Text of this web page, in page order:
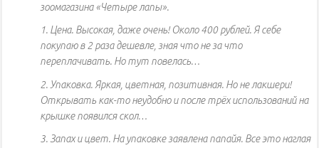
зоомагазина «Четыре лапы».
1. Цена. Высокая, даже очень! Около 400 рублей. Я себе
покупаю в 2 раза дешевле, зная что не за что
переплачивать. Но тут повелась…
2. Упаковка. Яркая, цветная, позитивная. Но не лакшери!
Открывать как-то неудобно и после трёх использований на
крышке появился скол…
3. Запах и цвет. На упаковке заявлена папайя. Все это наглая